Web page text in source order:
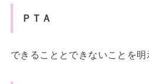
ＰＴＡ
できることとできないことを明